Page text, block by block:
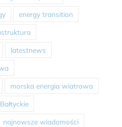
energy transition
latestnews
morska energia wiatrowa
najnowsze wiadomości